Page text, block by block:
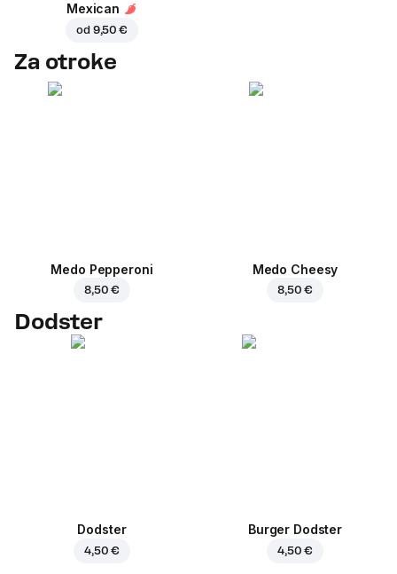
Mexican
od 9,50 €
Za otroke
Medo Pepperoni
8,50 €
Medo Cheesy
8,50 €
Dodster
Dodster
4,50 €
Burger Dodster
4,50 €